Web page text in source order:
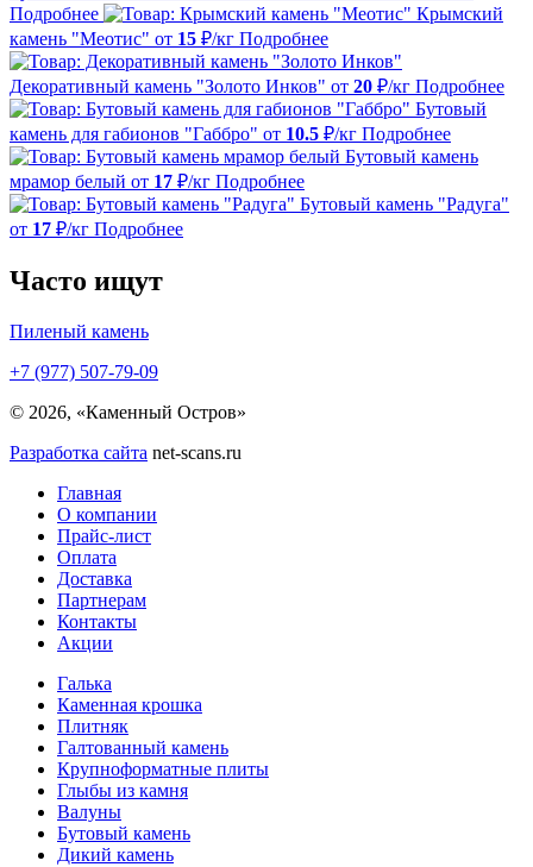
Подробнее
Крымский
камень "Меотис" от 15 ₽/кг Подробнее
Декоративный камень "Золото Инков" от 20 ₽/кг Подробнее
Бутовый
камень для габионов "Габбро" от 10.5 ₽/кг Подробнее
Бутовый камень
мрамор белый от 17 ₽/кг Подробнее
Бутовый камень "Радуга"
от 17 ₽/кг Подробнее
Часто ищут
Пиленый камень
+7 (977) 507-79-09
© 2026, «Каменный Остров»
Разработка сайта net-scans.ru
Главная
О компании
Прайс-лист
Оплата
Доставка
Партнерам
Контакты
Акции
Галька
Каменная крошка
Плитняк
Галтованный камень
Крупноформатные плиты
Глыбы из камня
Валуны
Бутовый камень
Дикий камень